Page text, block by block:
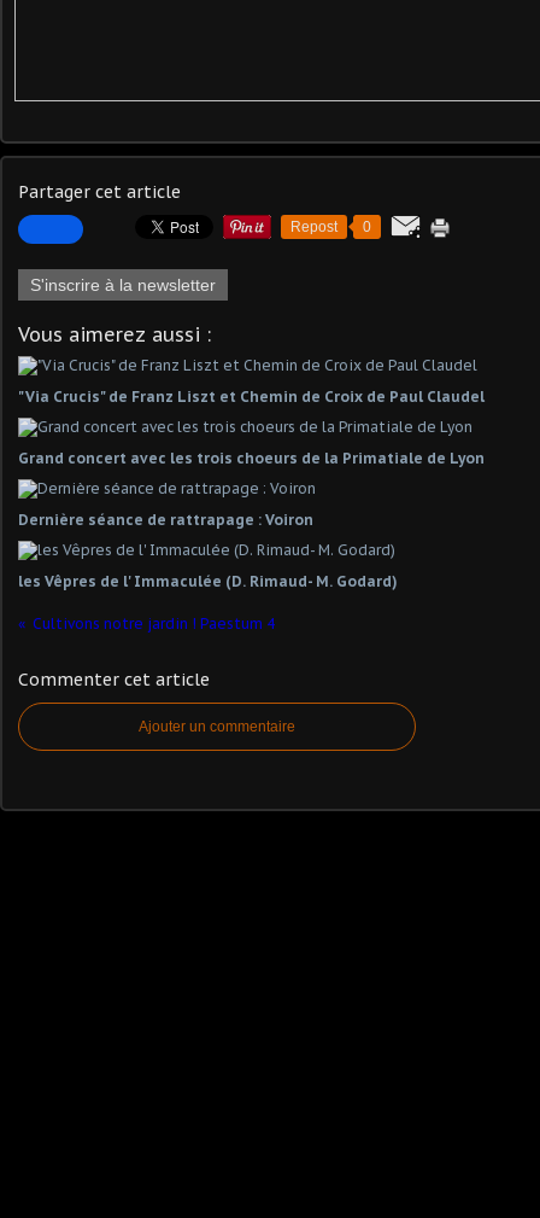
Partager cet article
Repost 0
S'inscrire à la newsletter
Vous aimerez aussi :
"Via Crucis" de Franz Liszt et Chemin de Croix de Paul Claudel
Grand concert avec les trois choeurs de la Primatiale de Lyon
Dernière séance de rattrapage : Voiron
les Vêpres de l' Immaculée (D. Rimaud- M. Godard)
Cultivons notre jardin ! Paestum 4
Commenter cet article
Ajouter un commentaire